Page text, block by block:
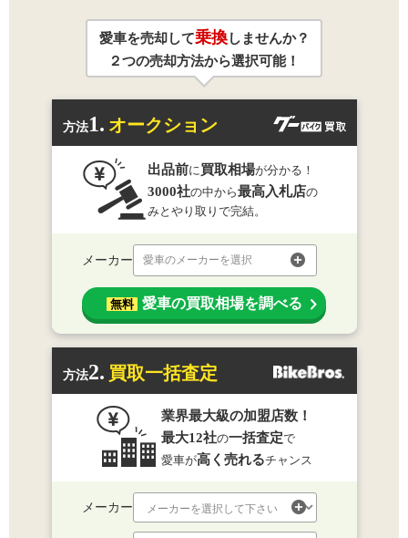
愛車を売却して乗換しませんか？
２つの売却方法から選択可能！
方法1. オークション
出品前に買取相場が分かる！
3000社の中から最高入札店の
みとやり取りで完結。
メーカー 愛車のメーカーを選択
無料 愛車の買取相場を調べる
方法2. 買取一括査定
業界最大級の加盟店数！
最大12社の一括査定で
愛車が高く売れるチャンス
メーカー